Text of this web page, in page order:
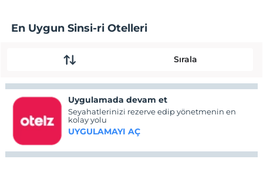
En Uygun Sinsi-ri Otelleri
Sırala
Uygulamada devam et
Seyahatlerinizi rezerve edip yönetmenin en
kolay yolu
UYGULAMAYI AÇ